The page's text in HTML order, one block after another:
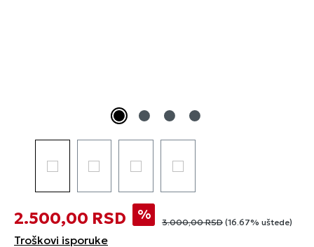
2.500,00 RSD % 3.000,00 RSD (16.67% uštede)
Troškovi isporuke